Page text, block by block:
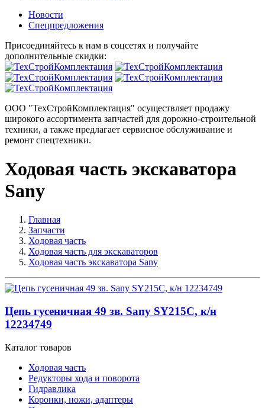
Новости
Спецпредложения
Присоединяйтесь к нам в соцсетях и получайте
дополнительные скидки:
ООО "ТехСтройКомплектация" осуществляет продажу
широкого ассортимента запчастей для дорожно-строительной
техники, а также предлагает сервисное обслуживание и
ремонт спецтехники.
Ходовая часть экскаватора
Sany
Главная
Запчасти
Ходовая часть
Ходовая часть для экскаваторов
Ходовая часть экскаватора Sany
Цепь гусеничная 49 зв. Sany SY215C, к/н
12234749
Каталог товаров
Ходовая часть
Редукторы хода и поворота
Гидравлика
Коронки, ножи, адаптеры